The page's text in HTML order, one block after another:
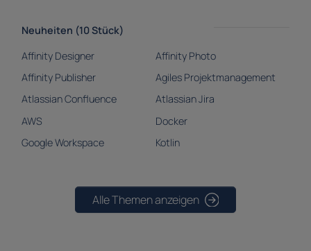
Neuheiten (10 Stück)
Affinity Designer
Affinity Photo
Affinity Publisher
Agiles Projektmanagement
Atlassian Confluence
Atlassian Jira
AWS
Docker
Google Workspace
Kotlin
Alle Themen anzeigen